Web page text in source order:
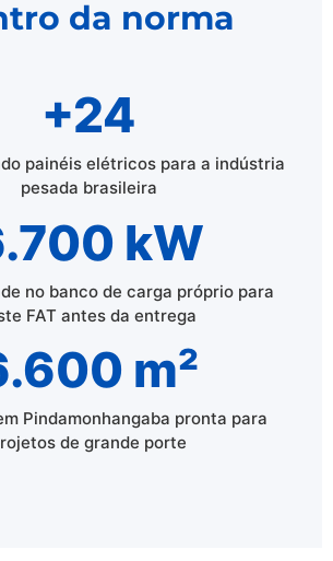
da norma
+24
painéis elétricos para a indústria
pesada brasileira
kW
no banco de carga próprio para
FAT antes da entrega
m²
Pindamonhangaba pronta para
de grande porte